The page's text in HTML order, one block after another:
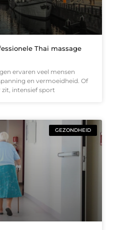
Thai massage
ervaren veel mensen
en vermoeidheid. Of
zit, intensief sport
GEZONDHEID